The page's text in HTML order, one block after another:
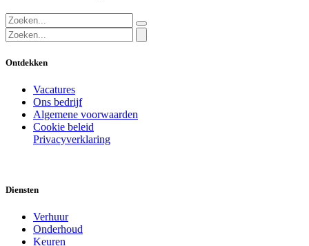
Ontdekken
Vacatures
Ons bedrijf
Algemene voorwaarden
Cookie beleid
Privacyverklaring
Diensten
Verhuur
Onderhoud
Keuren